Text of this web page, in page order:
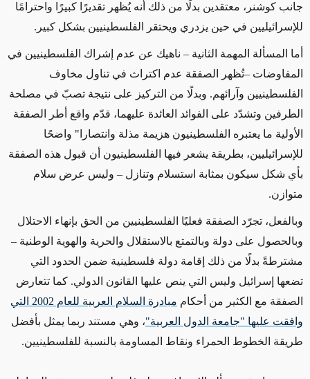
جانب كوشنر، معتقدين بدلًا من ذلك أنه يُظهر تقديرًا كبيرًا واحترامًا
للإسرائيليين في حين يزدري ويحتقر الفلسطينيين بشكل كبير.
أما المسألة المهمة الثانية – ناهيك عن عدم إشراك الفلسطينيين في
المفاوضات –تُظهر الصفقة عدم اكتراث في تناول مخاوف
الفلسطينيين وآرائهم. وبدلًا من التركيز على نتيجة تصبّ في مصلحة
الطرفين وتشدّد على الفوائد العائدة عليهما، قدّم واقع أطر الصفقة
الأولية ما يعتبره الفلسطينيون هزيمة مذلة وانتصارا" واضحًا
للإسرائيليين، بطريقة يشعر فيها الفلسطينيون أن قبول هذه الصفقة
بأي شكل سيكون بمثابة استسلام وتنازل – وليس عرض سلام
متوازن.
وبالفعل، تجرّد الصفقة فعليًا الفلسطينيين من الحق بإنهاء الاحتلال
وبالحصول على دولة وبالتمتع بالاستقلال والحرية والهوية الوطنية –
مشترطةً بدلًا من ذلك إقامة دولة فلسطينية ضمن الحدود التي
تضعها إسرائيل وليس التي ينص عليها القانون الدولي. كما تتعارض
الصفقة مع الكثير من أحكام
مبادرة السلام العربية للعام 2002 التي
وافقت عليها "جامعة الدول العربية"، وهي مستند ربما يمثل بأفضل
طريقة الخطوط الحمراء ونقاط المساومة بالنسبة للفلسطينيين.